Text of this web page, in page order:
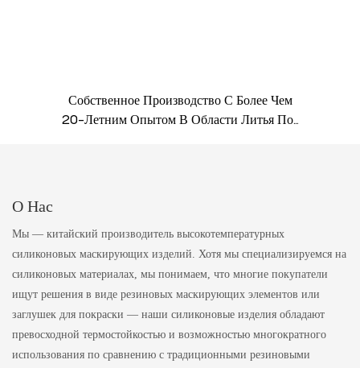
Собственное Производство С Более Чем
20-Летним Опытом В Области Литья Под
О Нас
Мы — китайский производитель высокотемпературных
силиконовых маскирующих изделий. Хотя мы специализируемся на
силиконовых материалах, мы понимаем, что многие покупатели
ищут решения в виде резиновых маскирующих элементов или
заглушек для покраски — наши силиконовые изделия обладают
превосходной термостойкостью и возможностью многократного
использования по сравнению с традиционными резиновыми